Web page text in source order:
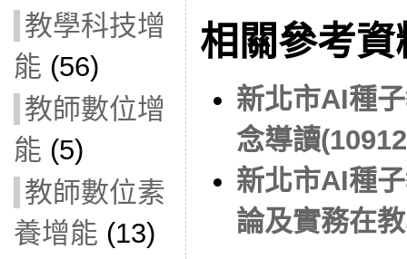
教學科技增
能 (56)
教師數位增
能 (5)
教師數位素
養增能 (13)
相關參考資
新北市AI種
念導讀
新北市AI種
論及實務在